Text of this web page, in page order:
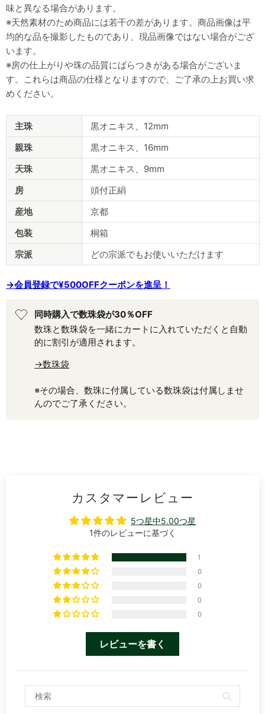
味と異なる場合があります。
※天然素材のため商品には若干の差があります。商品画像は平
均的な品を撮影したものであり、現品画像ではない場合がござ
います。
※房の仕上がりや珠の品質にばらつきがある場合がございま
す。これらは商品の仕様となりますので、ご了承の上お買い求
めください。
主珠
黒オニキス、12mm
親珠
黒オニキス、16mm
天珠
黒オニキス、9mm
房
頭付正絹
産地
京都
包装
桐箱
宗派
どの宗派でもお使いいただけます
→会員登録で¥500OFFクーポンを進呈！
同時購入で数珠袋が30％OFF
数珠と数珠袋を一緒にカートに入れていただくと自動
的に割引が適用されます。
→数珠袋
※その場合、数珠に付属している数珠袋は付属しませ
んのでご了承ください。
カスタマーレビュー
5つ星中5.00つ星
1件のレビューに基づく
1
0
0
0
0
レビューを書く